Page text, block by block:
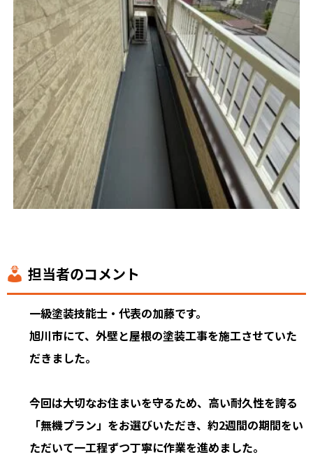
担当者のコメント
一級塗装技能士・代表の加藤です。
旭川市にて、外壁と屋根の塗装工事を施工させていた
だきました。
今回は大切なお住まいを守るため、高い耐久性を誇る
「無機プラン」をお選びいただき、約2週間の期間をい
ただいて一工程ずつ丁寧に作業を進めました。